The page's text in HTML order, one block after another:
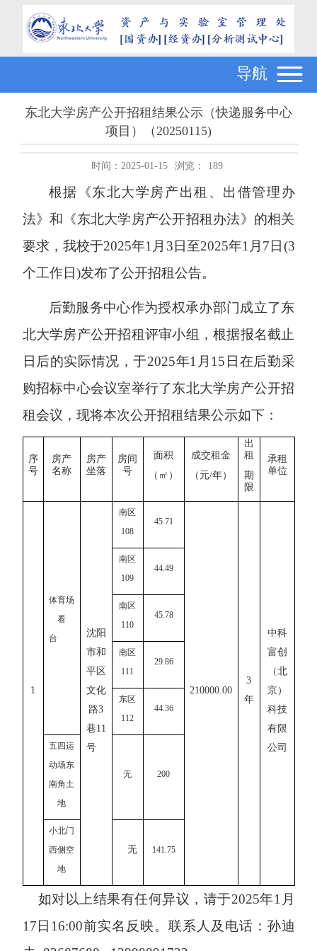
导航
东北大学房产公开招租结果公示（快递服务中心
项目）（20250115)
时间：2025-01-15 浏览： 189
根据《东北大学房产出租、出借管理办
法》和《东北大学房产公开招租办法》的相关
要求，我校于2025年1月3日至2025年1月7日(3
个工作日)发布了公开招租公告。
后勤服务中心作为授权承办部门成立了东
北大学房产公开招租评审小组，根据报名截止
日后的实际情况，于2025年1月1 5 日在后勤采
购招标中心会议室举行了东北大学房产公开招
租会议，现将本次公开招租结果公示如下：
序
号
房产
名称
房产
坐落
房间
号
面积
（㎡）
成交租金
（元/年）
出
租
期
限
承租
单位
1
体育场
看
台
沈阳
市和
平区
文化
路3
巷11
号
南区
108
45.71
210000.00
3
年
中科
富创
（北
京）
科技
有限
公司
南区
109
44.49
南区
110
45.78
南区
111
29.86
东区
112
44.36
五四运
动场东
南角土
地
无 200
小北门
西侧空
地
无 141.75
如对以上结果有任何异议，请于2025年1月
1 7日 16:00前实名反映。联系人及电话： 孙迪